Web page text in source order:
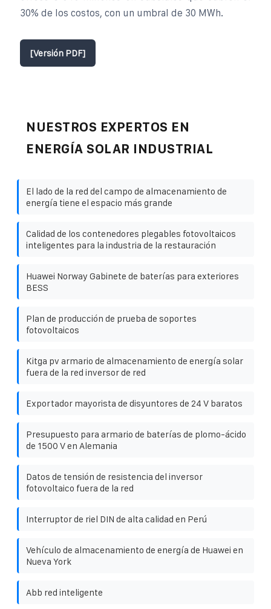
30% de los costos, con un umbral de 30 MWh.
[Versión PDF]
NUESTROS EXPERTOS EN
ENERGÍA SOLAR INDUSTRIAL
El lado de la red del campo de almacenamiento de
energía tiene el espacio más grande
Calidad de los contenedores plegables fotovoltaicos
inteligentes para la industria de la restauración
Huawei Norway Gabinete de baterías para exteriores
BESS
Plan de producción de prueba de soportes
fotovoltaicos
Kitga pv armario de almacenamiento de energía solar
fuera de la red inversor de red
Exportador mayorista de disyuntores de 24 V baratos
Presupuesto para armario de baterías de plomo-ácido
de 1500 V en Alemania
Datos de tensión de resistencia del inversor
fotovoltaico fuera de la red
Interruptor de riel DIN de alta calidad en Perú
Vehículo de almacenamiento de energía de Huawei en
Nueva York
Abb red inteligente